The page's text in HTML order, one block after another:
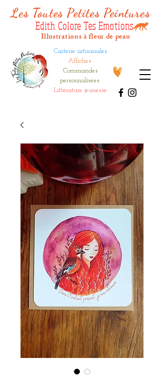
Carterie artisanales
Affiches
Commandes
personnalisées
Littérature jeunesse
Les Toutes Petites Peintures
Edith Colore Tes Emotions
Illustrations à fleur de peau